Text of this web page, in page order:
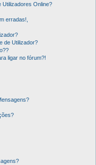
Utilizadores Online?
erradas!,
de Utilizador?
ligar no fórum?!